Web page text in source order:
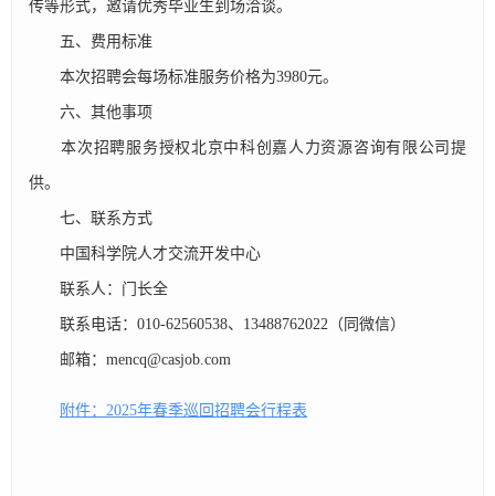
传等形式，邀请优秀毕业生到场洽谈。
五、费用标准
本次招聘会每场标准服务价格为3980元。
六、其他事项
本次招聘服务授权北京中科创嘉人力资源咨询有限公司提
供。
七、联系方式
中国科学院人才交流开发中心
联系人：门长全
联系电话：010-62560538、13488762022（同微信）
邮箱：mencq@casjob.com
附件：2025年春季巡回招聘会行程表